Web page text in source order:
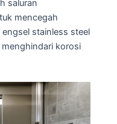
saluran
mencegah
stainless steel
korosi